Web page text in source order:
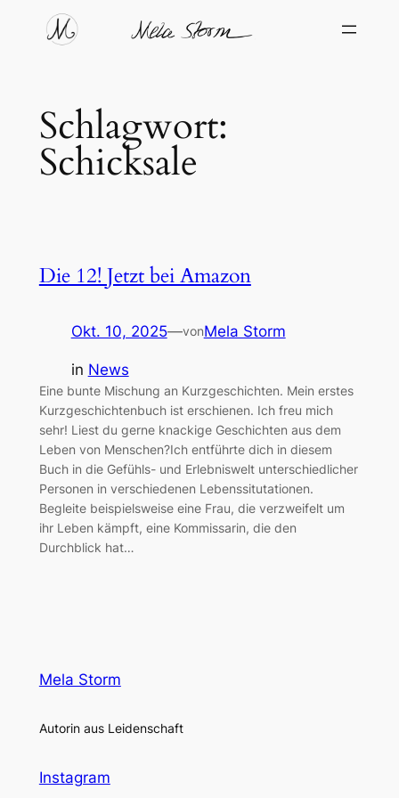
Schlagwort:
Schicksale
Die 12! Jetzt bei Amazon
Okt. 10, 2025—vonMela Storm
in News
Eine bunte Mischung an Kurzgeschichten. Mein erstes
Kurzgeschichtenbuch ist erschienen. Ich freu mich
sehr! Liest du gerne knackige Geschichten aus dem
Leben von Menschen?Ich entführte dich in diesem
Buch in die Gefühls- und Erlebniswelt unterschiedlicher
Personen in verschiedenen Lebenssitutationen.
Begleite beispielsweise eine Frau, die verzweifelt um
ihr Leben kämpft, eine Kommissarin, die den
Durchblick hat…
Mela Storm
Autorin aus Leidenschaft
Instagram